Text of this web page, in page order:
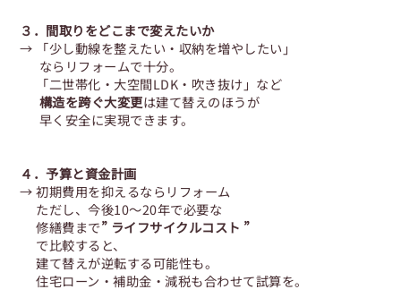
３．間取りをどこまで変えたいか
→ 「少し動線を整えたい・収納を増やしたい」
ならリフォームで十分。
「二世帯化・大空間LDK・吹き抜け」など
構造を跨ぐ大変更は建て替えのほうが
早く安全に実現できます。
４．予算と資金計画
→ 初期費用を抑えるならリフォーム
ただし、今後10～20年で必要な
修繕費まで” ライフサイクルコスト ”
で比較すると、
建て替えが逆転する可能性も。
住宅ローン・補助金・減税も合わせて試算を。